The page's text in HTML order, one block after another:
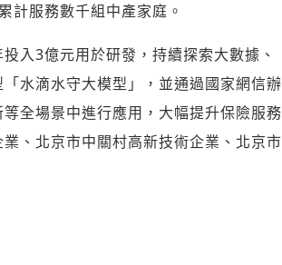
計服務數千組中產家庭。
入3億元用於研發，持續探索大數據、
水滴水守大模型」，並通過國家網信辦
全場景中進行應用，大幅提升保險服務
、北京市中關村高新技術企業、北京市